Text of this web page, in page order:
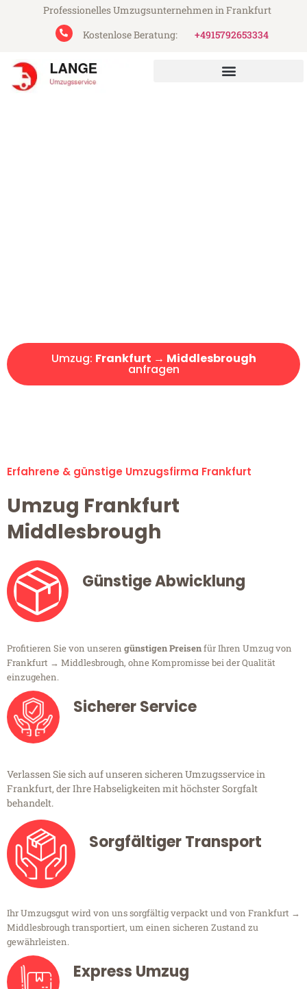
Professionelles Umzugsunternehmen in Frankfurt
Kostenlose Beratung:
+4915792653334
Umzug: Frankfurt → Middlesbrough
anfragen
Erfahrene & günstige Umzugsfirma Frankfurt
Umzug Frankfurt
Middlesbrough
Günstige Abwicklung
Profitieren Sie von unseren günstigen Preisenfür Ihren Umzug von
Frankfurt → Middlesbrough, ohne Kompromisse bei der Qualität
einzugehen.
Sicherer Service
Verlassen Sie sich auf unseren sicheren Umzugsservice in
Frankfurt, der Ihre Habseligkeiten mit höchster Sorgfalt
behandelt.
Sorgfältiger Transport
Ihr Umzugsgut wird von uns sorgfältig verpackt und von Frankfurt →
Middlesbrough transportiert, um einen sicheren Zustand zu
gewährleisten.
Express Umzug